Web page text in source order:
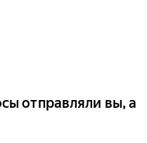
отправляли вы, а